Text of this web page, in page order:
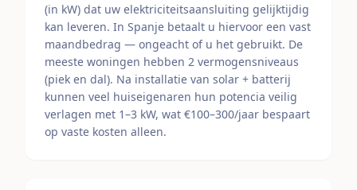
(in kW) dat uw elektriciteitsaansluiting gelijktijdig
kan leveren. In Spanje betaalt u hiervoor een vast
maandbedrag — ongeacht of u het gebruikt. De
meeste woningen hebben 2 vermogensniveaus
(piek en dal). Na installatie van solar + batterij
kunnen veel huiseigenaren hun potencia veilig
verlagen met 1–3 kW, wat €100–300/jaar bespaart
op vaste kosten alleen.